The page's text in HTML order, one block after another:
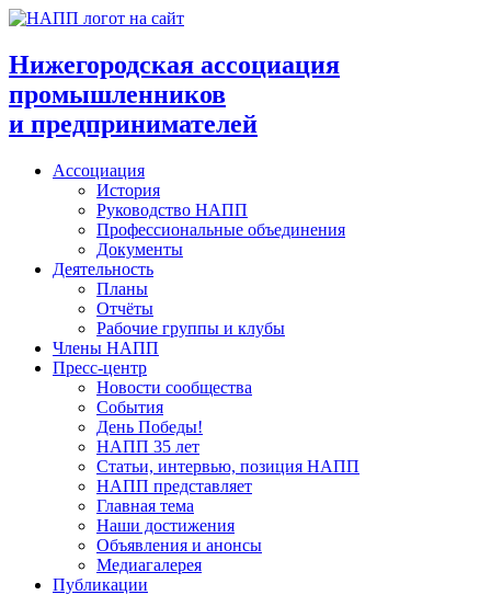
Перейти
содержимому
Нижегородская ассоциация
промышленников
и предпринимателей
Ассоциация
История
Руководство НАПП
Профессиональные объединения
Документы
Деятельность
Планы
Отчёты
Рабочие группы и клубы
Члены НАПП
Пресс-центр
Новости сообщества
События
День Победы!
НАПП 35 лет
Статьи, интервью, позиция НАПП
НАПП представляет
Главная тема
Наши достижения
Объявления и анонсы
Медиагалерея
Публикации